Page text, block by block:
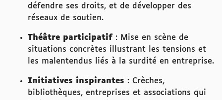
défendre ses droits, et de développer des
réseaux de soutien.
Théâtre participatif: Mise en scène de
situations concrètes illustrant les tensions et
les malentendus liés à la surdité en entreprise.
Initiatives inspirantes : Crèches,
bibliothèques, entreprises et associations qui